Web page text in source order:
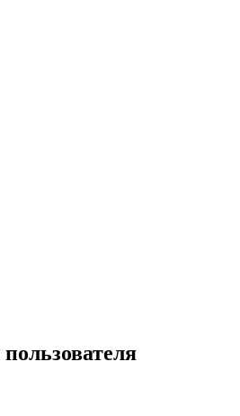
пользователя